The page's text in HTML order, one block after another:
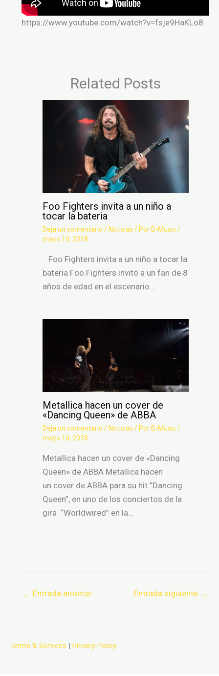
https://www.youtube.com/watch?v=fsje9HaKLo8
Related Posts
Foo Fighters invita a un niño a
tocar la bateria
Deja un comentario / Noticias / Por B-Music/
mayo 10, 2018
Foo Fighters invita a un niño a tocar la
bateria Foo Fighters invitó a un fan de 8
años de edad en el escenario…
Metallica hacen un cover de
«Dancing Queen» de ABBA
Deja un comentario / Noticias / Por B-Music/
mayo 10, 2018
Metallica hacen un cover de «Dancing
Queen» de ABBA Metallica hacen
un cover de ABBA para su hit “Dancing
Queen”, en uno de los conciertos de la
gira “Worldwired” en la…
← Entrada anterior Entrada siguiente →
Terms & Services | Privacy Policy